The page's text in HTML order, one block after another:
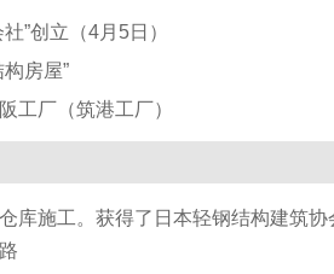
”创立（4月5日）
房屋”
工厂（筑港工厂）
库施工。获得了日本轻钢结构建筑